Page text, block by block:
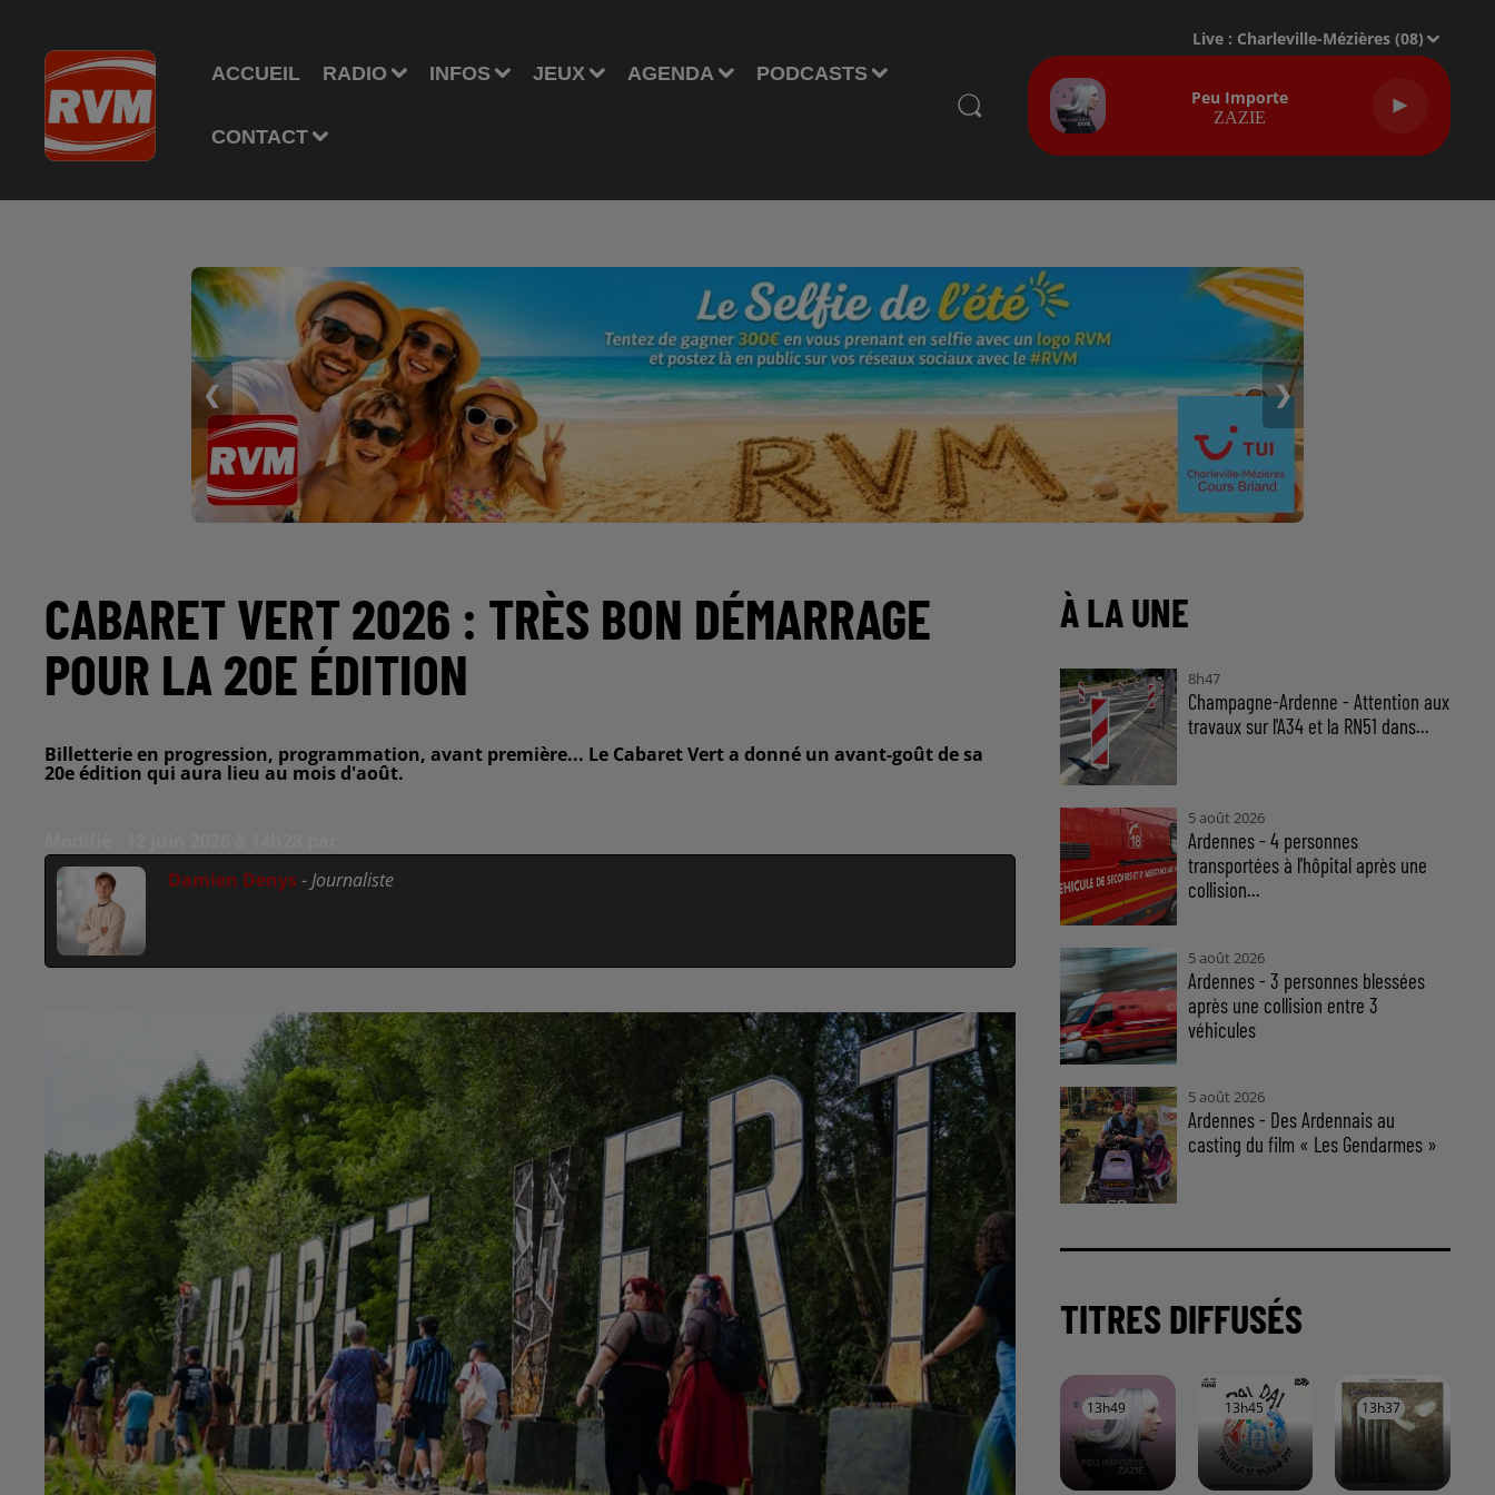
ACCUEIL RADIO INFOS JEUX AGENDA PODCASTS
CONTACT
Live : Charleville-Mézières (08)
Peu Importe
ZAZIE
❮ ❯
CABARET VERT 2026 : TRÈS BON DÉMARRAGE
POUR LA 20E ÉDITION
Billetterie en progression, programmation, avant première... Le Cabaret Vert a donné un avant-goût de sa
20e édition qui aura lieu au mois d'août.
Damien Denys -Journaliste
À LA UNE
8h47
Champagne-Ardenne - Attention aux
travaux sur l'A34 et la RN51 dans...
5 août 2026
Ardennes - 4 personnes
transportées à l'hôpital après une
collision...
5 août 2026
Ardennes - 3 personnes blessées
après une collision entre 3
véhicules
5 août 2026
Ardennes - Des Ardennais au
casting du film « Les Gendarmes »
TITRES DIFFUSÉS
13h49
13h49 13h45
13h45 13h37
13h37